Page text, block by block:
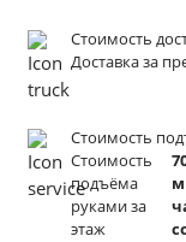
Стоимость
Доставка за
Стоимость
Стоимость
подъёма
руками за
этаж